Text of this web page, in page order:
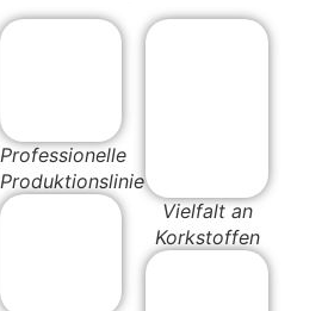
Professionelle
Produktionslinie
Vielfalt an
Korkstoffen